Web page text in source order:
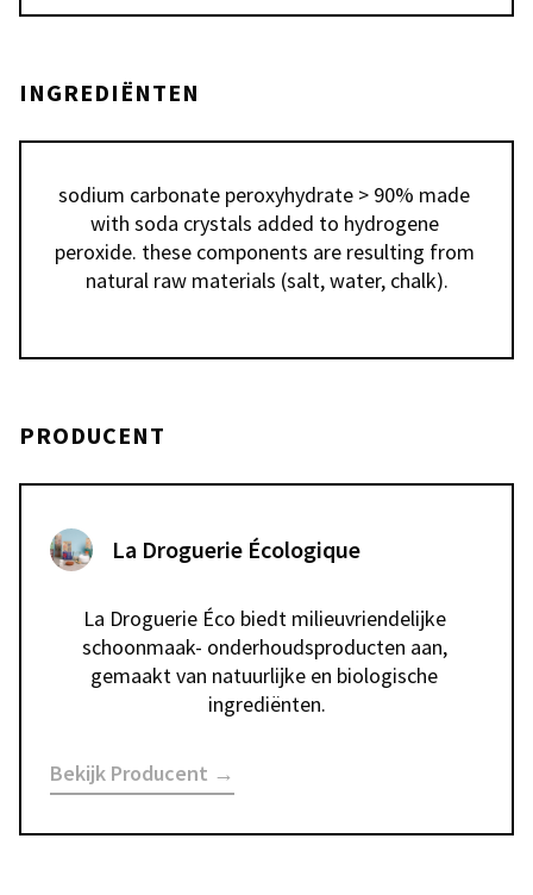
INGREDIËNTEN
sodium carbonate peroxyhydrate > 90% made
with soda crystals added to hydrogene
peroxide. these components are resulting from
natural raw materials (salt, water, chalk).
PRODUCENT
La Droguerie Écologique
La Droguerie Éco biedt milieuvriendelijke
schoonmaak- onderhoudsproducten aan,
gemaakt van natuurlijke en biologische
ingrediënten.
Bekijk Producent →